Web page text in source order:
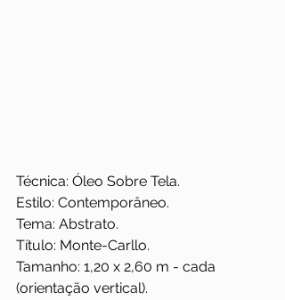
Técnica: Óleo Sobre Tela.
Estilo: Contemporâneo.
Tema: Abstrato.
Título: Monte-Carllo.
Tamanho: 1,20 x 2,60 m - cada
(orientação vertical).